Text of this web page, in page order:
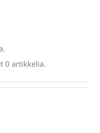
0 artikkelia.